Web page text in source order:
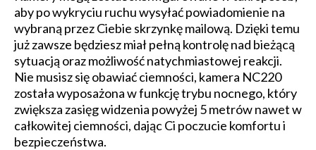
aby po wykryciu ruchu wysyłać powiadomienie na
wybraną przez Ciebie skrzynkę mailową. Dzięki temu
już zawsze będziesz miał pełną kontrolę nad bieżącą
sytuacją oraz możliwość natychmiastowej reakcji.
Nie musisz się obawiać ciemności, kamera NC220
została wyposażona w funkcję trybu nocnego, który
zwiększa zasięg widzenia powyżej 5 metrów nawet w
całkowitej ciemności, dając Ci poczucie komfortu i
bezpieczeństwa.